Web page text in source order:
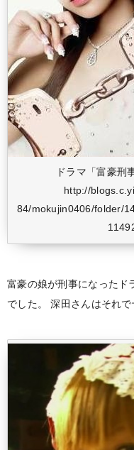
ドラマ「富豪刑
http://
84/mokujin0406/folder/
富豪の娘が刑事になったド
でした。
深田さんはそれで